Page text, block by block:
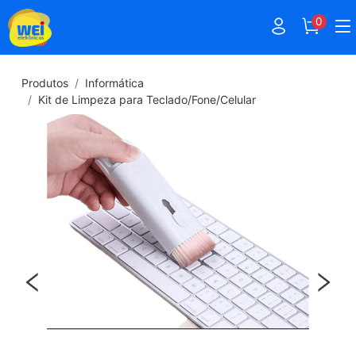
0
Produtos
Informática
Kit de Limpeza para Teclado/Fone/Celular